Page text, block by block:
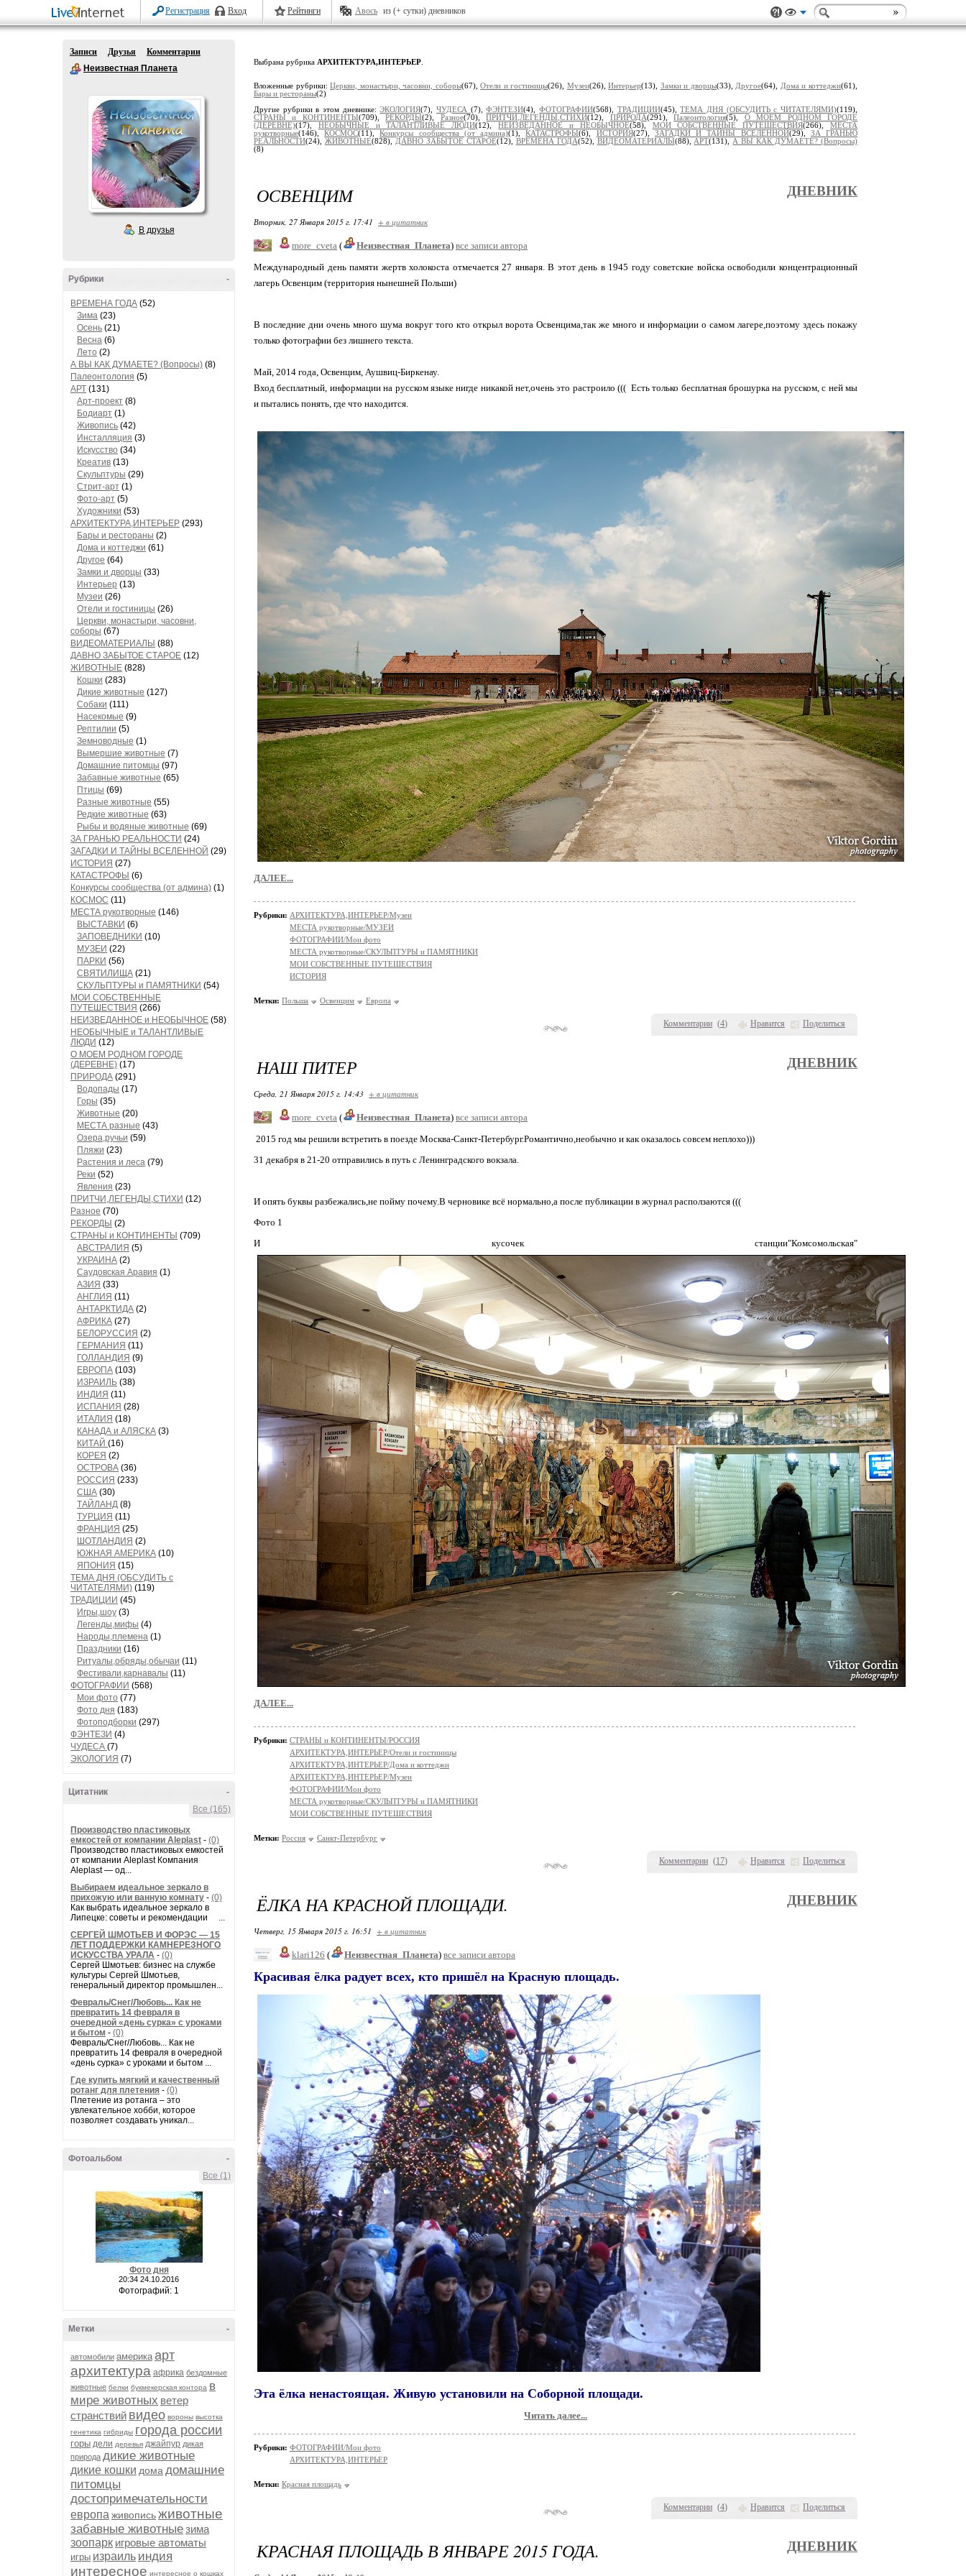
Регистрация Вход Рейтинги Авось из (+ сутки) дневников
Записи Друзья
Комментарии
Неизвестная Планета
В друзья
-
Рубрики
ВРЕМЕНА ГОДА (52)
Зима (23)
Осень (21)
Весна (6)
Лето (2)
А ВЫ КАК ДУМАЕТЕ? (Вопросы) (8)
Палеонтология (5)
АРТ (131)
Арт-проект (8)
Бодиарт (1)
Живопись (42)
Инсталляция (3)
Искусство (34)
Креатив (13)
Скульптуры (29)
Стрит-арт (1)
Фото-арт (5)
Художники (53)
АРХИТЕКТУРА,ИНТЕРЬЕР (293)
Бары и рестораны (2)
Дома и коттеджи (61)
Другое (64)
Замки и дворцы (33)
Интерьер (13)
Музеи (26)
Отели и гостиницы (26)
Церкви, монастыри, часовни,
соборы (67)
ВИДЕОМАТЕРИАЛЫ (88)
ДАВНО ЗАБЫТОЕ СТАРОЕ (12)
ЖИВОТНЫЕ (828)
Кошки (283)
Дикие животные (127)
Собаки (111)
Насекомые (9)
Рептилии (5)
Земноводные (1)
Вымершие животные (7)
Домашние питомцы (97)
Забавные животные (65)
Птицы (69)
Разные животные (55)
Редкие животные (63)
Рыбы и водяные животные (69)
ЗА ГРАНЬЮ РЕАЛЬНОСТИ (24)
ЗАГАДКИ И ТАЙНЫ ВСЕЛЕННОЙ (29)
ИСТОРИЯ (27)
КАТАСТРОФЫ (6)
Конкурсы сообщества (от админа) (1)
КОСМОС (11)
МЕСТА рукотворные (146)
ВЫСТАВКИ (6)
ЗАПОВЕДНИКИ (10)
МУЗЕИ (22)
ПАРКИ (56)
СВЯТИЛИЩА (21)
СКУЛЬПТУРЫ и ПАМЯТНИКИ (54)
МОИ СОБСТВЕННЫЕ
ПУТЕШЕСТВИЯ (266)
НЕИЗВЕДАННОЕ и НЕОБЫЧНОЕ (58)
НЕОБЫЧНЫЕ и ТАЛАНТЛИВЫЕ
ЛЮДИ (12)
О МОЕМ РОДНОМ ГОРОДЕ
(ДЕРЕВНЕ) (17)
ПРИРОДА (291)
Водопады (17)
Горы (35)
Животные (20)
МЕСТА разные (43)
Озера,ручьи (59)
Пляжи (23)
Растения и леса (79)
Реки (52)
Явления (23)
ПРИТЧИ,ЛЕГЕНДЫ,СТИХИ (12)
Разное (70)
РЕКОРДЫ (2)
СТРАНЫ и КОНТИНЕНТЫ (709)
АВСТРАЛИЯ (5)
УКРАИНА (2)
Саудовская Аравия (1)
АЗИЯ (33)
АНГЛИЯ (11)
АНТАРКТИДА (2)
АФРИКА (27)
БЕЛОРУССИЯ (2)
ГЕРМАНИЯ (11)
ГОЛЛАНДИЯ (9)
ЕВРОПА (103)
ИЗРАИЛЬ (38)
ИНДИЯ (11)
ИСПАНИЯ (28)
ИТАЛИЯ (18)
КАНАДА и АЛЯСКА (3)
КИТАЙ (16)
КОРЕЯ (2)
ОСТРОВА (36)
РОССИЯ (233)
США (30)
ТАЙЛАНД (8)
ТУРЦИЯ (11)
ФРАНЦИЯ (25)
ШОТЛАНДИЯ (2)
ЮЖНАЯ АМЕРИКА (10)
ЯПОНИЯ (15)
ТЕМА ДНЯ (ОБСУДИТЬ с
ЧИТАТЕЛЯМИ) (119)
ТРАДИЦИИ (45)
Игры,шоу (3)
Легенды,мифы (4)
Народы,племена (1)
Праздники (16)
Ритуалы,обряды,обычаи (11)
Фестивали,карнавалы (11)
ФОТОГРАФИИ (568)
Мои фото (77)
Фото дня (183)
Фотоподборки (297)
ФЭНТЕЗИ (4)
ЧУДЕСА (7)
ЭКОЛОГИЯ (7)
-
Цитатник
Все (165)
Производство пластиковых
емкостей от компании Aleplast - (0)
Производство пластиковых емкостей
от компании Aleplast Компания
Aleplast — од...
Выбираем идеальное зеркало в
прихожую или ванную комнату - (0)
Как выбрать идеальное зеркало в
Липецке: советы и рекомендации ...
СЕРГЕЙ ШМОТЬЕВ И ФОРЭС — 15
ЛЕТ ПОДДЕРЖКИ КАМНЕРЕЗНОГО
ИСКУССТВА УРАЛА - (0)
Сергей Шмотьев: бизнес на службе
культуры Сергей Шмотьев,
генеральный директор промышлен...
Февраль/Снег/Любовь... Как не
превратить 14 февраля в
очередной «день сурка» с уроками
и бытом - (0)
Февраль/Снег/Любовь... Как не
превратить 14 февраля в очередной
«день сурка» с уроками и бытом ...
Где купить мягкий и качественный
ротанг для плетения - (0)
Плетение из ротанга – это
увлекательное хобби, которое
позволяет создавать уникал...
-
Фотоальбом
Все (1)
Фото дня
20:34 24.10.2016
Фотографий: 1
-
Метки
автомобили америка арт
архитектура африка бездомные
животные белки букмекерская контора в
мире животных ветер
странствий видео вороны высотка
генетика гибриды города россии
горы дели деревья джайпур дикая
природа дикие животные
дикие кошки дома домашние
питомцы
достопримечательности
европа живописьживотные
забавные животныезима
зоопарк игровые автоматы
игры израиль индия
интересное интересное о кошках
Выбрана рубрика АРХИТЕКТУРА,ИНТЕРЬЕР
Вложенные рубрики:Церкви, монастыри, часовни, соборы(67),Отели и гостиницы(26), Музеи(26),Интерьер(13), Замки и дворцы(33), Другое(64), Дома и коттеджи(61),
Бары и рестораны(2)
Другие рубрики в этом дневнике:ЭКОЛОГИЯ(7),ЧУДЕСА (7),ФЭНТЕЗИ(4),ФОТОГРАФИИ(568), ТРАДИЦИИ(45),ТЕМА ДНЯ (ОБСУДИТЬ с ЧИТАТЕЛЯМИ)(119),
СТРАНЫ и КОНТИНЕНТЫ(709),РЕКОРДЫ(2), Разное(70),ПРИТЧИ,ЛЕГЕНДЫ,СТИХИ(12), ПРИРОДА(291),Палеонтология(5), О МОЕМ РОДНОМ ГОРОДЕ
(ДЕРЕВНЕ)(17), НЕОБЫЧНЫЕ и ТАЛАНТЛИВЫЕ ЛЮДИ(12),НЕИЗВЕДАННОЕ и НЕОБЫЧНОЕ(58), МОИ СОБСТВЕННЫЕ ПУТЕШЕСТВИЯ(266),МЕСТА
рукотворные(146),КОСМОС(11),Конкурсы сообщества (от админа)(1),КАТАСТРОФЫ(6), ИСТОРИЯ(27), ЗАГАДКИ И ТАЙНЫ ВСЕЛЕННОЙ(29), ЗА ГРАНЬЮ
РЕАЛЬНОСТИ(24), ЖИВОТНЫЕ(828), ДАВНО ЗАБЫТОЕ СТАРОЕ(12), ВРЕМЕНА ГОДА(52), ВИДЕОМАТЕРИАЛЫ(88), АРТ(131), А ВЫ КАК ДУМАЕТЕ? (Вопросы)
(8)
Комментарии (4) Нравится Поделиться
ОСВЕНЦИМ ДНЕВНИК
Вторник, 27 Января 2015 г. 17:41 + в цитатник
more_cveta ( Неизвестная_Планета) все записи автора
Международный день памяти жертв холокоста отмечается 27 января. В этот день в 1945 году советские войска освободили концентрационный
лагерь Освенцим (территория нынешней Польши)
В последние дни очень много шума вокруг того кто открыл ворота Освенцима,так же много и информации о самом лагере,поэтому здесь покажу
только фотографии без лишнего текста.
Май, 2014 года, Освенцим, Аушвиц-Биркенау.
Вход бесплатный, информации на русском языке нигде никакой нет,очень это растроило ((( Есть только бесплатная брошурка на русском, с ней мы
и пытались понять, где что находится.
ДАЛЕЕ...
Рубрики: АРХИТЕКТУРА,ИНТЕРЬЕР/Музеи
МЕСТА рукотворные/МУЗЕИ
ФОТОГРАФИИ/Мои фото
МЕСТА рукотворные/СКУЛЬПТУРЫ и ПАМЯТНИКИ
МОИ СОБСТВЕННЫЕ ПУТЕШЕСТВИЯ
ИСТОРИЯ
Метки: Польша Освенцим Европа
Комментарии (17) Нравится Поделиться
НАШ ПИТЕР ДНЕВНИК
Среда, 21 Января 2015 г. 14:43 + в цитатник
more_cveta ( Неизвестная_Планета) все записи автора
2015 год мы решили встретить в поезде Москва-Санкт-Петербург.Романтично,необычно и как оказалось совсем неплохо)))
31 декабря в 21-20 отправились в путь с Ленинградского вокзала.
И опять буквы разбежались,не пойму почему.В черновике всё нормально,а после публикации в журнал расползаются (((
Фото 1
И кусочек станции"Комсомольская"
ДАЛЕЕ...
Рубрики: СТРАНЫ и КОНТИНЕНТЫ/РОССИЯ
АРХИТЕКТУРА,ИНТЕРЬЕР/Отели и гостиницы
АРХИТЕКТУРА,ИНТЕРЬЕР/Дома и коттеджи
АРХИТЕКТУРА,ИНТЕРЬЕР/Музеи
ФОТОГРАФИИ/Мои фото
МЕСТА рукотворные/СКУЛЬПТУРЫ и ПАМЯТНИКИ
МОИ СОБСТВЕННЫЕ ПУТЕШЕСТВИЯ
Метки: Россия Санкт-Петербург
Комментарии (4) Нравится Поделиться
ЁЛКА НА КРАСНОЙ ПЛОЩАДИ. ДНЕВНИК
Четверг, 15 Января 2015 г. 16:51 + в цитатник
klari126 ( Неизвестная_Планета) все записи автора
Красивая ёлка радует всех, кто пришёл на Красную площадь.
Эта ёлка ненастоящая. Живую установили на Соборной площади.
Читать далее...
Рубрики: ФОТОГРАФИИ/Мои фото
АРХИТЕКТУРА,ИНТЕРЬЕР
Метки: Красная площадь
КРАСНАЯ ПЛОЩАДЬ В ЯНВАРЕ 2015 ГОДА. ДНЕВНИК